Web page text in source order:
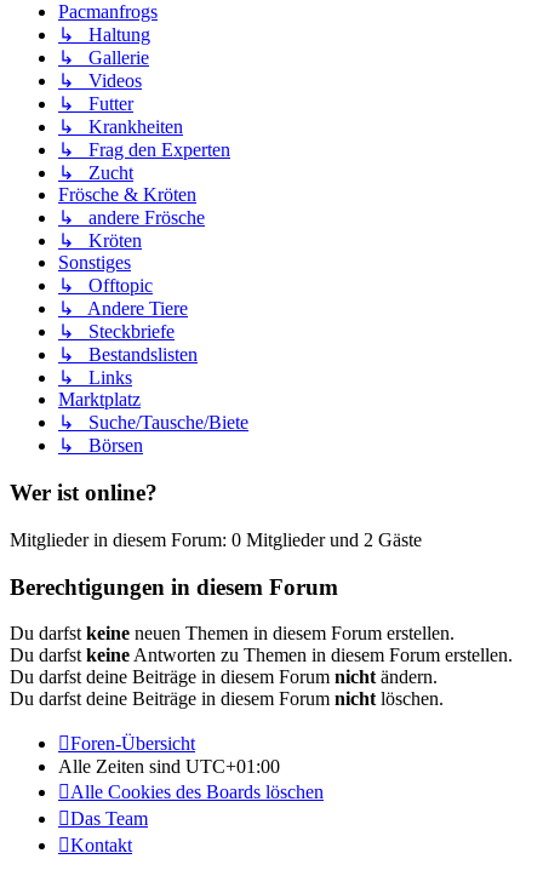
Pacmanfrogs
↳ Haltung
↳ Gallerie
↳ Videos
↳ Futter
↳ Krankheiten
↳ Frag den Experten
↳ Zucht
Frösche & Kröten
↳ andere Frösche
↳ Kröten
Sonstiges
↳ Offtopic
↳ Andere Tiere
↳ Steckbriefe
↳ Bestandslisten
↳ Links
Marktplatz
↳ Suche/Tausche/Biete
↳ Börsen
Wer ist online?
Mitglieder in diesem Forum: 0 Mitglieder und 2 Gäste
Berechtigungen in diesem Forum
Du darfst keine neuen Themen in diesem Forum erstellen.
Du darfst keine Antworten zu Themen in diesem Forum erstellen.
Du darfst deine Beiträge in diesem Forum nicht ändern.
Du darfst deine Beiträge in diesem Forum nicht löschen.
Foren-Übersicht
Alle Zeiten sind UTC+01:00
Alle Cookies des Boards löschen
Das Team
Kontakt